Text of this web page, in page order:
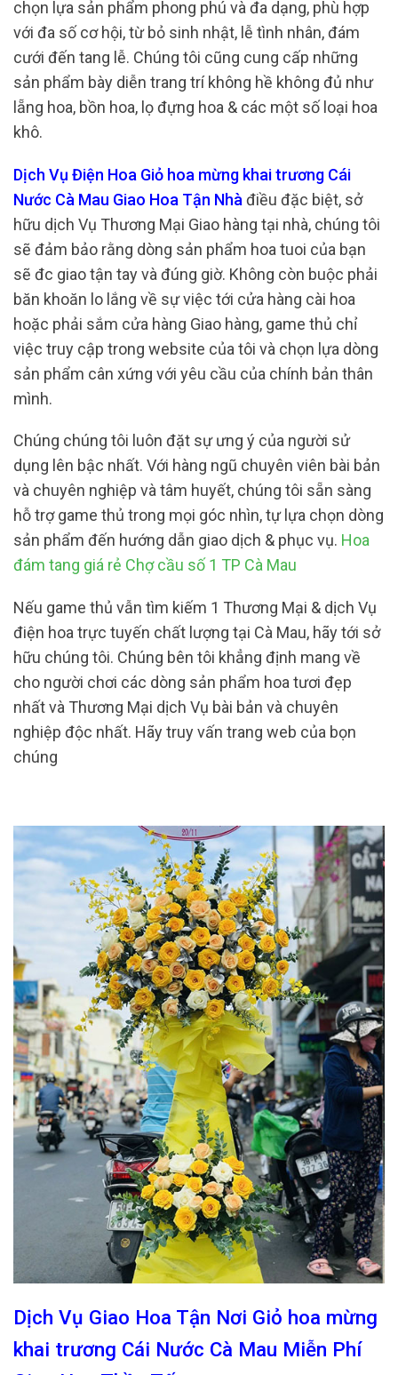
chọn lựa sản phẩm phong phú và đa dạng, phù hợp
với đa số cơ hội, từ bỏ sinh nhật, lễ tình nhân, đám
cưới đến tang lễ. Chúng tôi cũng cung cấp những
sản phẩm bày diễn trang trí không hề không đủ như
lẵng hoa, bồn hoa, lọ đựng hoa & các một số loại hoa
khô.
Dịch Vụ Điện Hoa Giỏ hoa mừng khai trương Cái
Nước Cà Mau Giao Hoa Tận Nhà điều đặc biệt, sở
hữu dịch Vụ Thương Mại Giao hàng tại nhà, chúng tôi
sẽ đảm bảo rằng dòng sản phẩm hoa tuoi của bạn
sẽ đc giao tận tay và đúng giờ. Không còn buộc phải
băn khoăn lo lắng về sự việc tới cửa hàng cài hoa
hoặc phải sắm cửa hàng Giao hàng, game thủ chỉ
việc truy cập trong website của tôi và chọn lựa dòng
sản phẩm cân xứng với yêu cầu của chính bản thân
mình.
Chúng chúng tôi luôn đặt sự ưng ý của người sử
dụng lên bậc nhất. Với hàng ngũ chuyên viên bài bản
và chuyên nghiệp và tâm huyết, chúng tôi sẵn sàng
hỗ trợ game thủ trong mọi góc nhìn, tự lựa chọn dòng
sản phẩm đến hướng dẫn giao dịch & phục vụ. Hoa
đám tang giá rẻ Chợ cầu số 1 TP Cà Mau
Nếu game thủ vẫn tìm kiếm 1 Thương Mại & dịch Vụ
điện hoa trực tuyến chất lượng tại Cà Mau, hãy tới sở
hữu chúng tôi. Chúng bên tôi khẳng định mang về
cho người chơi các dòng sản phẩm hoa tươi đẹp
nhất và Thương Mại dịch Vụ bài bản và chuyên
nghiệp độc nhất. Hãy truy vấn trang web của bọn
chúng
Dịch Vụ Giao Hoa Tận Nơi Giỏ hoa mừng
khai trương Cái Nước Cà Mau Miễn Phí